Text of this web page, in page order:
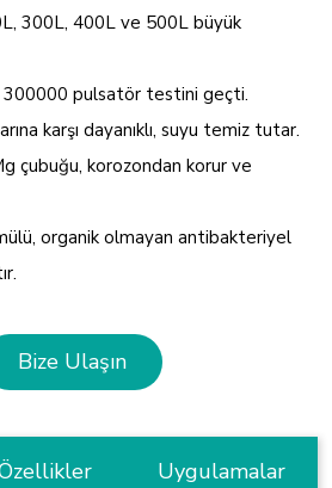
300L, 400L ve 500L büyük
300000 pulsatör testini geçti.
karşı dayanıklı, suyu temiz tutar.
çubuğu, korozondan korur ve
organik olmayan antibakteriyel
Bize Ulaşın
Uygulamalar